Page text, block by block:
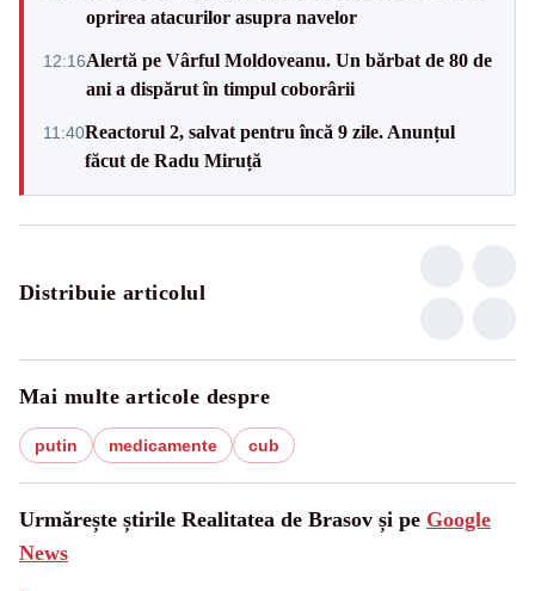
oprirea atacurilor asupra navelor
12:16Alertă pe Vârful Moldoveanu. Un bărbat de 80 de
ani a dispărut în timpul coborârii
11:40Reactorul 2, salvat pentru încă 9 zile. Anunțul
făcut de Radu Miruță
Distribuie articolul
Mai multe articole despre
putin medicamente cub
Urmărește știrile Realitatea de Brasov și pe Google
News